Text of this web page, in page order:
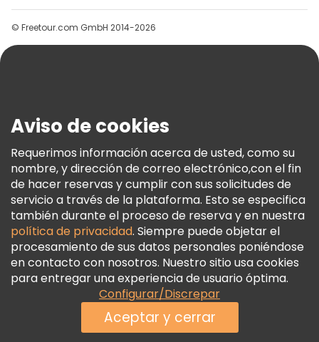
Grupos
Ayuda
Términos E Información Legal
Política De Cookies
Freetour Premios
Programa De Fidelidad
© Freetour.com GmbH 2014-2026
Aviso de cookies
Requerimos información acerca de usted, como su
nombre, y dirección de correo electrónico,con el fin
de hacer reservas y cumplir con sus solicitudes de
servicio a través de la plataforma. Esto se especifica
también durante el proceso de reserva y en nuestra
política de privacidad. Siempre puede objetar el
procesamiento de sus datos personales poniéndose
en contacto con nosotros. Nuestro sitio usa cookies
para entregar una experiencia de usuario óptima.
Configurar/Discrepar
Aceptar y cerrar